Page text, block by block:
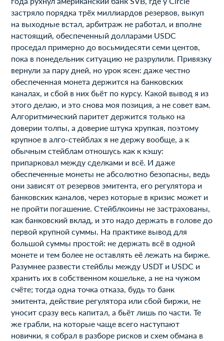
застряло порядка трёх миллиардов резервов, выкуп
на выходные встал, арбитраж не работал, и вполне
настоящий, обеспеченный долларами USDC
проседал примерно до восьмидесяти семи центов,
пока в понедельник ситуацию не разрулили. Привязку
вернули за пару дней, но урок ясен: даже честно
обеспеченная монета держится на банковских
каналах, и сбой в них бьёт по курсу. Какой вывод я из
этого делаю, и это снова моя позиция, а не совет вам.
Алгоритмический паритет держится только на
доверии толпы, а доверие штука хрупкая, поэтому
крупное в алго-стейблах я не держу вообще, а к
обычным стейблам отношусь как к кэшу:
припарковал между сделками и всё. И даже
обеспеченные монеты не абсолютно безопасны, ведь
они зависят от резервов эмитента, его регулятора и
банковских каналов, через которые в кризис может и
не пройти погашение. Стейблкоины не застрахованы,
как банковский вклад, и это надо держать в голове до
первой крупной суммы. На практике вывод для
большой суммы простой: не держать всё в одной
монете и тем более не оставлять её лежать на бирже.
Разумнее развести стейблы между USDT и USDC и
хранить их в собственном кошельке, а не на чужом
счёте; тогда одна точка отказа, будь то банк
эмитента, действие регулятора или сбой биржи, не
уносит сразу весь капитал, а бьёт лишь по части. Те
же грабли, на которые чаще всего наступают
новички, я собрал в разборе рисков и схем обмана в